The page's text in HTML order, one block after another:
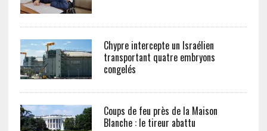
Chypre intercepte un Israélien
transportant quatre embryons
congelés
Coups de feu près de la Maison
Blanche : le tireur abattu